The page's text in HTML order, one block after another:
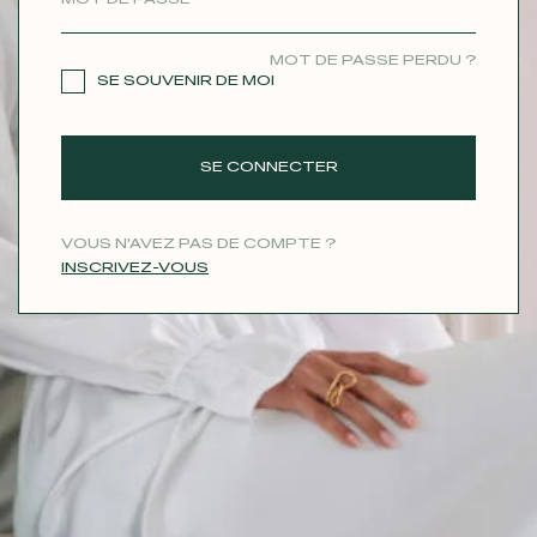
MOT DE PASSE PERDU ?
SE SOUVENIR DE MOI
SE CONNECTER
VOUS N'AVEZ PAS DE COMPTE ?
INSCRIVEZ-VOUS